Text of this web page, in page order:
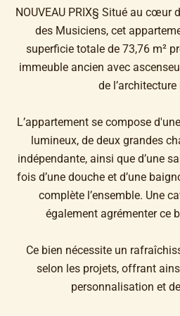
NOUVEAU PRIX§ Situé au cœur
des Musiciens, cet
superficie totale de 73,76 m²
immeuble ancien avec
de
L’appartement se compose
lumineux, de deux grandes
indépendante, ainsi que d’une
fois d’une douche et d’une
complète l’ensemble. Une
également agrémenter ce
Ce bien nécessite un
selon les projets, offrant
personnalisation et